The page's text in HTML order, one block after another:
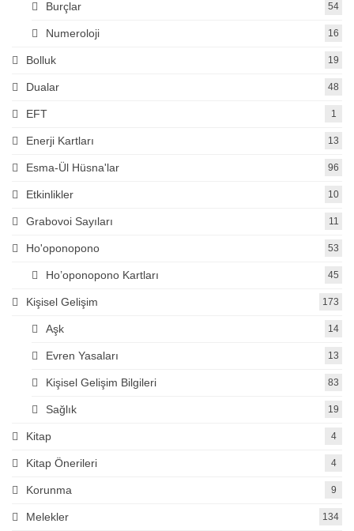
Burçlar 54
Numeroloji 16
Bolluk 19
Dualar 48
EFT 1
Enerji Kartları 13
Esma-Ül Hüsna'lar 96
Etkinlikler 10
Grabovoi Sayıları 11
Ho'oponopono 53
Ho’oponopono Kartları 45
Kişisel Gelişim 173
Aşk 14
Evren Yasaları 13
Kişisel Gelişim Bilgileri 83
Sağlık 19
Kitap 4
Kitap Önerileri 4
Korunma 9
Melekler 134